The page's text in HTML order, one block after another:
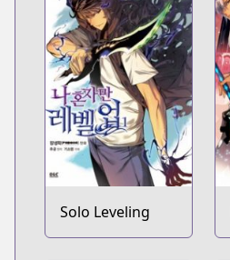
Solo Leveling